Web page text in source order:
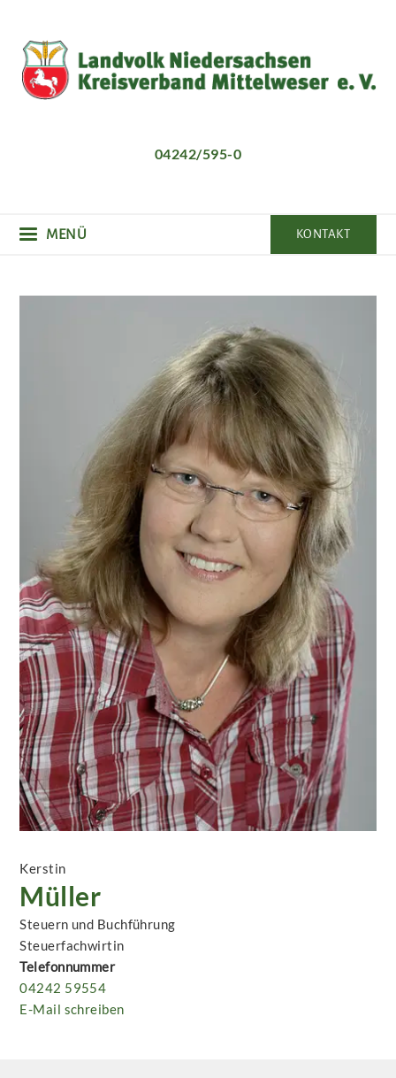
Inhalt
04242/595-0
MENÜ KONTAKT
Kerstin
Müller
Steuern und Buchführung
Steuerfachwirtin
Telefonnummer
04242 59554
E-Mail schreiben